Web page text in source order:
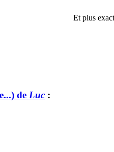
Et plus
de Luc :